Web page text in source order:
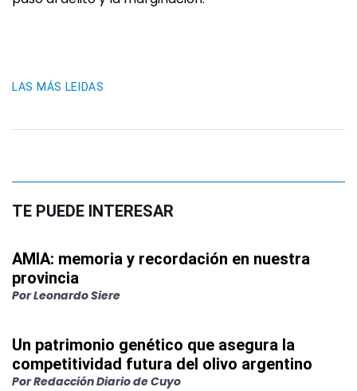
LAS MÁS LEIDAS
TE PUEDE INTERESAR
AMIA: memoria y recordación en nuestra
provincia
PorLeonardo Siere
Un patrimonio genético que asegura la
competitividad futura del olivo argentino
PorRedacción Diario de Cuyo